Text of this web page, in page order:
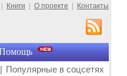
Книги О проекте Контакты
| Популярные в соцсетях